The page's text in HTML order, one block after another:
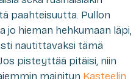
paahteisuutta. Pullon
jo hieman hehkumaan läpi,
nautittavaksi tämä
pisteyttää pitäisi, niin
mainitun Kasteelin